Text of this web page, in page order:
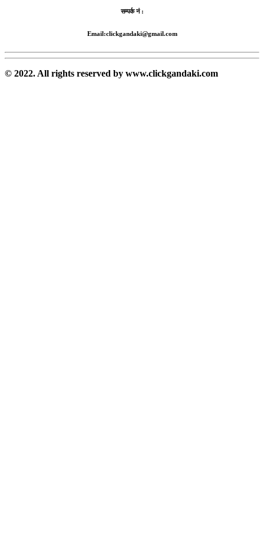
सम्पर्क नं :
Email:clickgandaki@gmail.com
© 2022. All rights reserved by www.clickgandaki.com